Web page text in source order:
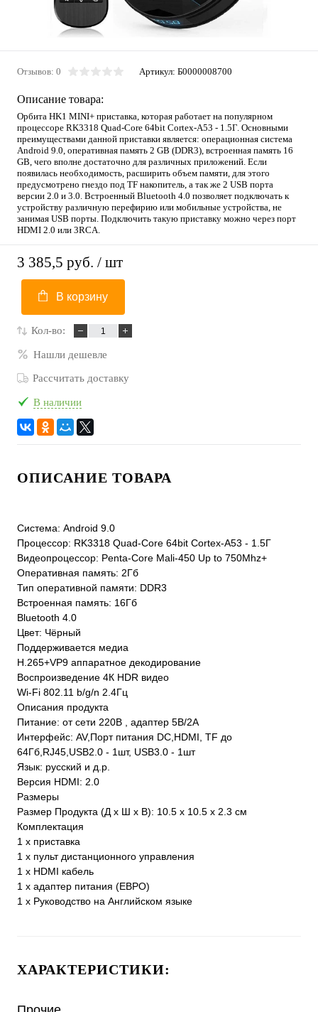
Отзывов: 0 Артикул: Б0000008700
Описание товара:
Орбита HK1 MINI+ приставка, которая работает на популярном
процессоре RK3318 Quad-Core 64bit Cortex-A53 - 1.5Г. Основными
преимуществами данной приставки является: операционная система
Android 9.0, оперативная память 2 GB (DDR3), встроенная память 16
GB, чего вполне достаточно для различных приложений. Если
появилась необходимость, расширить объем памяти, для этого
предусмотрено гнездо под TF накопитель, а так же 2 USB порта
версии 2.0 и 3.0. Встроенный Bluetooth 4.0 позволяет подключать к
устройству различную перефирию или мобильные устройства, не
занимая USB порты. Подключить такую приставку можно через порт
HDMI 2.0 или 3RCA.
3 385,5 руб. / шт
В корзину
Кол-во:
Нашли дешевле
Рассчитать доставку
В наличии
ОПИСАНИЕ ТОВАРА
Система: Android 9.0
Процессор: RK3318 Quad-Core 64bit Cortex-A53 - 1.5Г
Видеопроцессор: Penta-Core Mali-450 Up to 750Mhz+
Оперативная память: 2Гб
Тип оперативной памяти: DDR3
Встроенная память: 16Гб
Bluetooth 4.0
Цвет: Чёрный
Поддерживается медиа
H.265+VP9 аппаратное декодирование
Воспроизведение 4К HDR видео
Wi-Fi 802.11 b/g/n 2.4Гц
Описания продукта
Питание: от сети 220В , адаптер 5В/2А
Интерфейс: AV,Порт питания DC,HDMI, TF до
64Гб,RJ45,USB2.0 - 1шт, USB3.0 - 1шт
Язык: русский и д.р.
Версия HDMI: 2.0
Размеры
Размер Продукта (Д х Ш х В): 10.5 x 10.5 x 2.3 см
Комплектация
1 х приставка
1 х пульт дистанционного управления
1 х HDMI кабель
1 х адаптер питания (ЕВРО)
1 х Руководство на Английском языке
ХАРАКТЕРИСТИКИ: